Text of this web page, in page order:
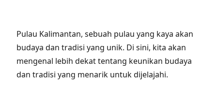
Pulau Kalimantan, sebuah pulau yang kaya akan
budaya dan tradisi yang unik. Di sini, kita akan
mengenal lebih dekat tentang keunikan budaya
dan tradisi yang menarik untuk dijelajahi.